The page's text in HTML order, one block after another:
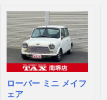
ローバー ミニ メイフ
ェア